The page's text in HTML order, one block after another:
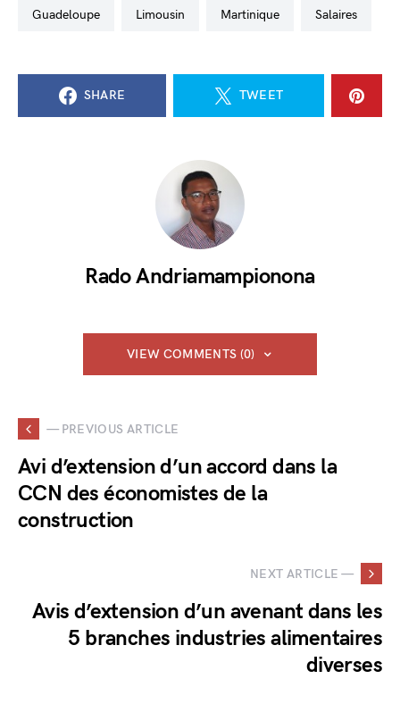
Guadeloupe Limousin Martinique salaires
SHARE TWEET
Rado Andriamampionona
VIEW COMMENTS (0)
— PREVIOUS ARTICLE
Avi d’extension d’un accord dans la
CCN des économistes de la
construction
NEXT ARTICLE —
Avis d’extension d’un avenant dans les
5 branches industries alimentaires
diverses